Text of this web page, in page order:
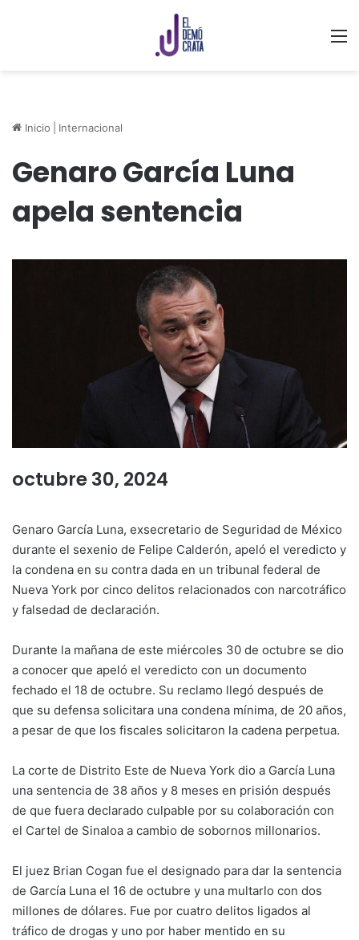
Inicio Internacional
Genaro García Luna
apela sentencia
octubre 30, 2024
Genaro García Luna, exsecretario de Seguridad de México
durante el sexenio de Felipe Calderón, apeló el veredicto y
la condena en su contra dada en un tribunal federal de
Nueva York por cinco delitos relacionados con narcotráfico
y falsedad de declaración.
Durante la mañana de este miércoles 30 de octubre se dio
a conocer que apeló el veredicto con un documento
fechado el 18 de octubre. Su reclamo llegó después de
que su defensa solicitara una condena mínima, de 20 años,
a pesar de que los fiscales solicitaron la cadena perpetua.
La corte de Distrito Este de Nueva York dio a García Luna
una sentencia de 38 años y 8 meses en prisión después
de que fuera declarado culpable por su colaboración con
el Cartel de Sinaloa a cambio de sobornos millonarios.
El juez Brian Cogan fue el designado para dar la sentencia
de García Luna el 16 de octubre y una multarlo con dos
millones de dólares. Fue por cuatro delitos ligados al
tráfico de drogas y uno por haber mentido en su